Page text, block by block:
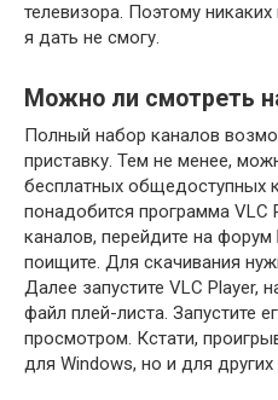
телевизора. Поэтому
я дать не смогу.
Можно ли смотреть
Полный набор каналов
приставку. Тем не менее,
бесплатных общедоступных
понадобится программа VLC
каналов, перейдите на
поищите. Для скачивания
Далее запустите VLC Player,
файл плей-листа. Запустите
просмотром. Кстати,
для Windows, но и для